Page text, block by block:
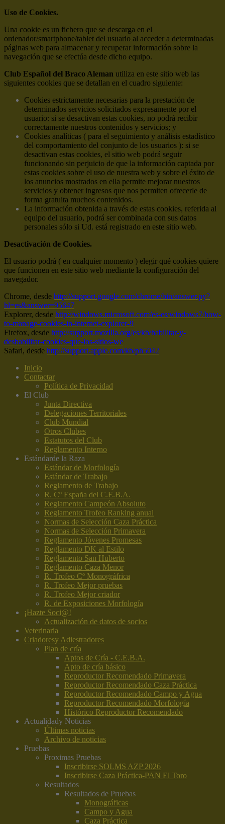
Uso de Cookies.
Una cookie es un fichero que se descarga en el
ordenador/smartphone/tablet del usuario al acceder a determinadas
páginas web para almacenar y recuperar información sobre la
navegación que se efectúa desde dicho equipo.
Club Español del Braco Aleman utiliza en este sitio web las
siguientes cookies que se detallan en el cuadro siguiente:
Cookies estrictamente necesarias para la prestación de
determinados servicios solicitados expresamente por el
usuario: si se desactivan estas cookies, no podrá recibir
correctamente nuestros contenidos y servicios; y
Cookies analíticas ( para el seguimiento y análisis estadístico
del comportamiento del conjunto de los usuarios ): si se
desactivan estas cookies, el sitio web podrá seguir
funcionando sin perjuicio de que la información captada por
estas cookies sobre el uso de nuestra web y sobre el éxito de
los anuncios mostrados en ella permite mejorar nuestros
servicios y obtener ingresos que nos permiten ofrecerle de
forma gratuita muchos contenidos.
La información obtenida a través de estas cookies, referida al
equipo del usuario, podrá ser combinada con sus datos
personales sólo si Ud. está registrado en este sitio web.
Desactivación de Cookies.
El usuario podrá ( en cualquier momento ) elegir qué cookies quiere
que funcionen en este sitio web mediante la configuración del
navegador.
Chrome, desde http://support.google.com/chrome/bin/answer.py?
hl=es&answer=95647
Explorer, desde http://windows.microsoft.com/es-es/windows7/how-
to-manage-cookies-in-internet-explorer-9
Firefox, desde http://support.mozilla.org/es/kb/habilitar-y-
deshabilitar-cookies-que-los-sitios-we
Safari, desde http://support.apple.com/kb/ph5042
Inicio
Contactar
Política de Privacidad
El Club
Junta Directiva
Delegaciones Territoriales
Club Mundial
Otros Clubes
Estatutos del Club
Reglamento Interno
Estándarde la Raza
Estándar de Morfología
Estándar de Trabajo
Reglamento de Trabajo
R. Cº España del C.E.B.A.
Reglamento Campeón Absoluto
Reglamento Trofeo Ranking anual
Normas de Selección Caza Práctica
Normas de Selección Primavera
Reglamento Jóvenes Promesas
Reglamento DK al Estilo
Reglamento San Huberto
Reglamento Caza Menor
R. Trofeo Cº Monográfrica
R. Trofeo Mejor pruebas
R. Trofeo Mejor criador
R. de Exposiciones Morfología
¡Hazte Soci@!
Actualización de datos de socios
Veterinaria
Criadoresy Adiestradores
Plan de cría
Aptos de Cría - C.E.B.A.
Apto de cría básico
Reproductor Recomendado Primavera
Reproductor Recomendado Caza Práctica
Reproductor Recomendado Campo y Agua
Reproductor Recomendado Morfología
Histórico Reproductor Recomendado
Actualidady Noticias
Últimas noticias
Archivo de noticias
Pruebas
Proximas Pruebas
Inscribirse SOLMS AZP 2026
Inscribirse Caza Práctica-PAN El Toro
Resultados
Resultados de Pruebas
Monográficas
Campo y Agua
Caza Práctica